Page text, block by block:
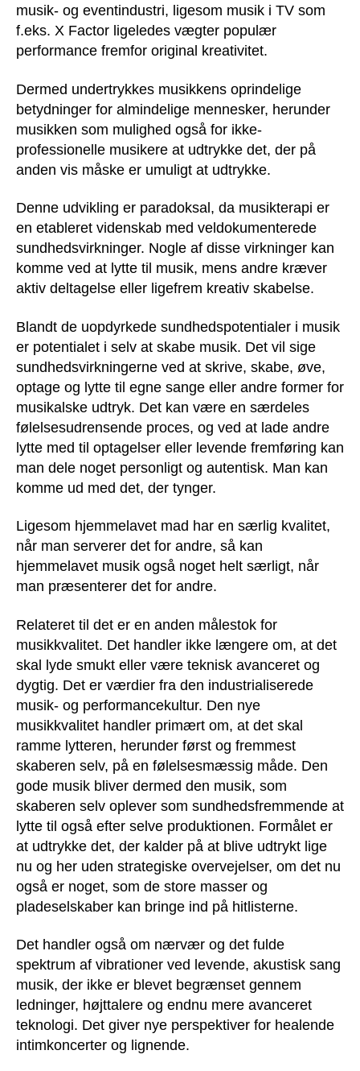
musik- og eventindustri, ligesom musik i TV som
f.eks. X Factor ligeledes vægter populær
performance fremfor original kreativitet.
Dermed undertrykkes musikkens oprindelige
betydninger for almindelige mennesker, herunder
musikken som mulighed også for ikke-
professionelle musikere at udtrykke det, der på
anden vis måske er umuligt at udtrykke.
Denne udvikling er paradoksal, da musikterapi er
en etableret videnskab med veldokumenterede
sundhedsvirkninger. Nogle af disse virkninger kan
komme ved at lytte til musik, mens andre kræver
aktiv deltagelse eller ligefrem kreativ skabelse.
Blandt de uopdyrkede sundhedspotentialer i musik
er potentialet i selv at skabe musik. Det vil sige
sundhedsvirkningerne ved at skrive, skabe, øve,
optage og lytte til egne sange eller andre former for
musikalske udtryk. Det kan være en særdeles
følelsesudrensende proces, og ved at lade andre
lytte med til optagelser eller levende fremføring kan
man dele noget personligt og autentisk. Man kan
komme ud med det, der tynger.
Ligesom hjemmelavet mad har en særlig kvalitet,
når man serverer det for andre, så kan
hjemmelavet musik også noget helt særligt, når
man præsenterer det for andre.
Relateret til det er en anden målestok for
musikkvalitet. Det handler ikke længere om, at det
skal lyde smukt eller være teknisk avanceret og
dygtig. Det er værdier fra den industrialiserede
musik- og performancekultur. Den nye
musikkvalitet handler primært om, at det skal
ramme lytteren, herunder først og fremmest
skaberen selv, på en følelsesmæssig måde. Den
gode musik bliver dermed den musik, som
skaberen selv oplever som sundhedsfremmende at
lytte til også efter selve produktionen. Formålet er
at udtrykke det, der kalder på at blive udtrykt lige
nu og her uden strategiske overvejelser, om det nu
også er noget, som de store masser og
pladeselskaber kan bringe ind på hitlisterne.
Det handler også om nærvær og det fulde
spektrum af vibrationer ved levende, akustisk sang
musik, der ikke er blevet begrænset gennem
ledninger, højttalere og endnu mere avanceret
teknologi. Det giver nye perspektiver for healende
intimkoncerter og lignende.